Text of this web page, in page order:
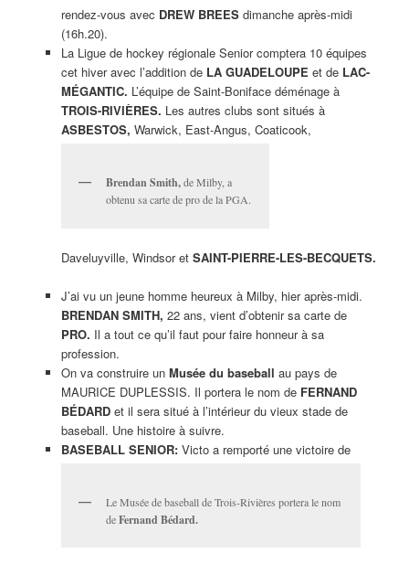
rendez-vous avec DREW BREESdimanche après-midi
(16h.20).
La Ligue de hockey régionale Senior comptera 10 équipes
cet hiver avec l’addition de LA GUADELOUPE et de LAC-
MÉGANTIC. L’équipe de Saint-Boniface déménage à
TROIS-RIVIÈRES. Les autres clubs sont situés à
ASBESTOS, Warwick, East-Angus, Coaticook,
Brendan Smith,de Milby, a
obtenu sa carte de pro de la PGA.
Daveluyville, Windsor et SAINT-PIERRE-LES-BECQUETS.
J’ai vu un jeune homme heureux à Milby, hier après-midi.
BRENDAN SMITH, 22 ans, vient d’obtenir sa carte de
PRO. Il a tout ce qu’il faut pour faire honneur à sa
profession.
On va construire un Musée du baseball au pays de
MAURICE DUPLESSIS. Il portera le nom de FERNAND
BÉDARDet il sera situé à l’intérieur du vieux stade de
baseball. Une histoire à suivre.
BASEBALL SENIOR:Victo a remporté une victoire de
Le Musée de baseball de Trois-Rivières portera le nom
deFernand Bédard.